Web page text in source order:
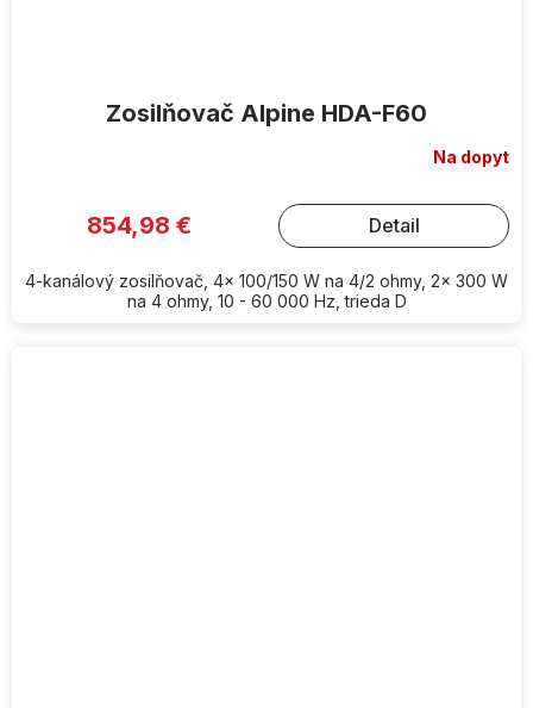
Zosilňovač Alpine HDA-F60
Na dopyt
854,98 € Detail
4-kanálový zosilňovač, 4x 100/150 W na 4/2 ohmy, 2x 300 W
na 4 ohmy, 10 - 60 000 Hz, trieda D